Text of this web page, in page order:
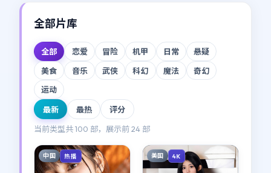
全部片库
全部 恋爱 冒险 机甲 日常
悬疑
美食
音乐 武侠 科幻 魔法
奇幻
运动
最新 最热 评分
当前类型共100 部，展示前24 部
中国 热播 美国 4K